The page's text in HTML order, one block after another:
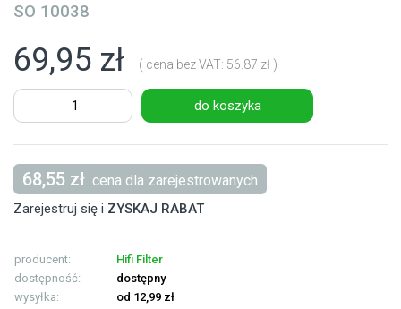
SO 10038
69,95 zł ( cena bez VAT: 56.87 zł )
do koszyka
68,55 zł cena dla zarejestrowanych
Zarejestruj się i ZYSKAJ RABAT
producent:
Hifi Filter
dostępność:
dostępny
wysyłka:
od 12,99 zł